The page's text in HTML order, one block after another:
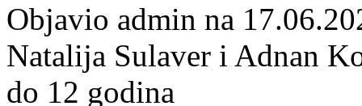
Objavio admin na
Natalija Sulaver i Adnan
do 12 godina